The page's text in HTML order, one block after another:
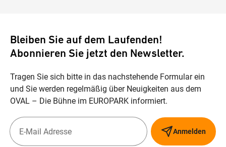
Bleiben Sie auf dem Laufenden!
Abonnieren Sie jetzt den Newsletter.
Tragen Sie sich bitte in das nachstehende Formular ein
und Sie werden regelmäßig über Neuigkeiten aus dem
OVAL – Die Bühne im EUROPARK informiert.
Anmelden